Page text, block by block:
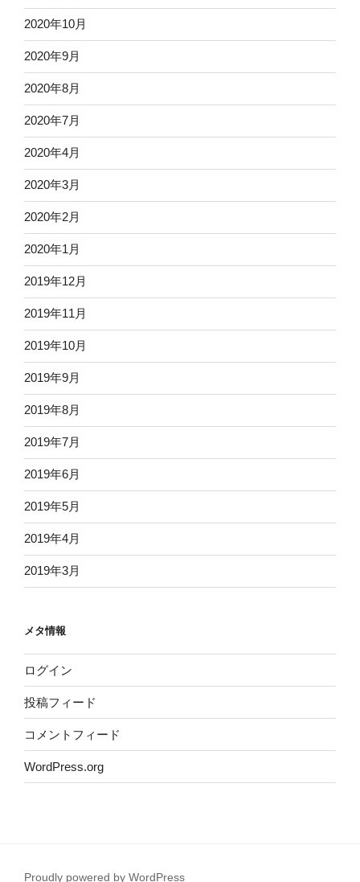
2020年10月
2020年9月
2020年8月
2020年7月
2020年4月
2020年3月
2020年2月
2020年1月
2019年12月
2019年11月
2019年10月
2019年9月
2019年8月
2019年7月
2019年6月
2019年5月
2019年4月
2019年3月
メタ情報
ログイン
投稿フィード
コメントフィード
WordPress.org
Proudly powered by WordPress